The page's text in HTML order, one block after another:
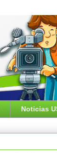
Noticias